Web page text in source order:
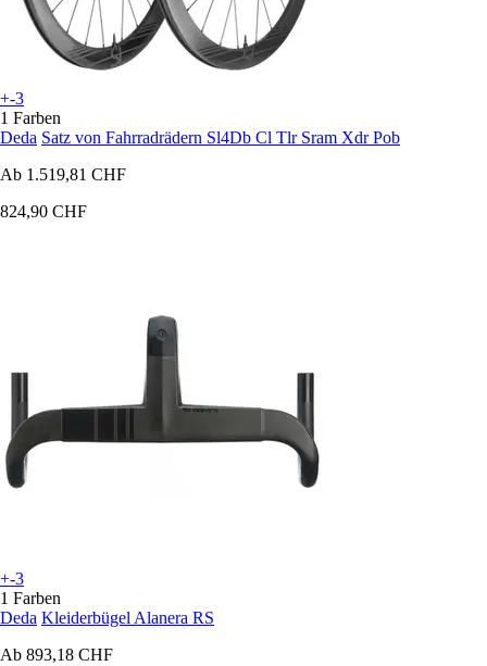
+-3
1 Farben
Deda Satz von Fahrradrädern Sl4Db Cl Tlr Sram Xdr Pob
Ab 1.519,81 CHF
824,90 CHF
+-3
1 Farben
Deda Kleiderbügel Alanera RS
Ab 893,18 CHF